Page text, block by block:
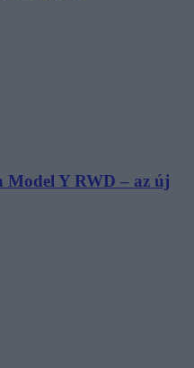
Model Y RWD – az új